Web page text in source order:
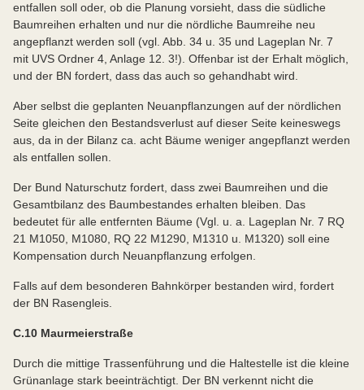
entfallen soll oder, ob die Planung vorsieht, dass die südliche
Baumreihen erhalten und nur die nördliche Baumreihe neu
angepflanzt werden soll (vgl. Abb. 34 u. 35 und Lageplan Nr. 7
mit UVS Ordner 4, Anlage 12. 3!). Offenbar ist der Erhalt möglich,
und der BN fordert, dass das auch so gehandhabt wird.
Aber selbst die geplanten Neuanpflanzungen auf der nördlichen
Seite gleichen den Bestandsverlust auf dieser Seite keineswegs
aus, da in der Bilanz ca. acht Bäume weniger angepflanzt werden
als entfallen sollen.
Der Bund Naturschutz fordert, dass zwei Baumreihen und die
Gesamtbilanz des Baumbestandes erhalten bleiben. Das
bedeutet für alle entfernten Bäume (Vgl. u. a. Lageplan Nr. 7 RQ
21 M1050, M1080, RQ 22 M1290, M1310 u. M1320) soll eine
Kompensation durch Neuanpflanzung erfolgen.
Falls auf dem besonderen Bahnkörper bestanden wird, fordert
der BN Rasengleis.
C.10 Maurmeierstraße
Durch die mittige Trassenführung und die Haltestelle ist die kleine
Grünanlage stark beeinträchtigt. Der BN verkennt nicht die